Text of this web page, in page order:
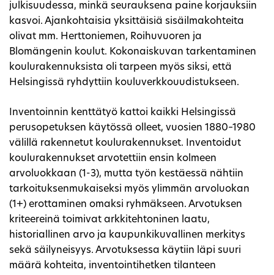
julkisuudessa, minkä seurauksena paine korjauksiin
kasvoi. Ajankohtaisia yksittäisiä sisäilmakohteita
olivat mm. Herttoniemen, Roihuvuoren ja
Blomängenin koulut. Kokonaiskuvan tarkentaminen
koulurakennuksista oli tarpeen myös siksi, että
Helsingissä ryhdyttiin kouluverkkouudistukseen.
Inventoinnin kenttätyö kattoi kaikki Helsingissä
perusopetuksen käytössä olleet, vuosien 1880–1980
välillä rakennetut koulurakennukset. Inventoidut
koulurakennukset arvotettiin ensin kolmeen
arvoluokkaan (1-3), mutta työn kestäessä nähtiin
tarkoituksenmukaiseksi myös ylimmän arvoluokan
(1+) erottaminen omaksi ryhmäkseen. Arvotuksen
kriteereinä toimivat arkkitehtoninen laatu,
historiallinen arvo ja kaupunkikuvallinen merkitys
sekä säilyneisyys. Arvotuksessa käytiin läpi suuri
määrä kohteita, inventointihetken tilanteen